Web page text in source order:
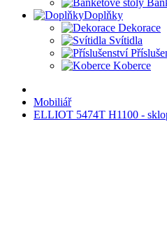
Doplňky
Dekorace
Svítidla
Koberce
Mobiliář
ELLIOT 5474T H1100 -